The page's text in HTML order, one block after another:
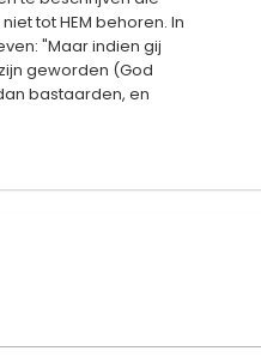
tot HEM behoren. In
"Maar indien gij
geworden (God
bastaarden, en
Berisping tot degenen die